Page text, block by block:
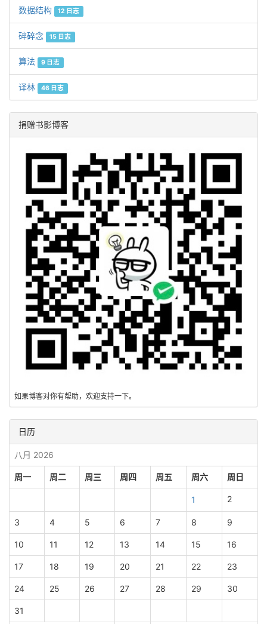
数据结构 12 日志
碎碎念 15 日志
算法 9 日志
译林 46 日志
捐赠书影博客
如果博客对你有帮助，欢迎支持一下。
日历
八月 2026
周一 周二 周三 周四 周五 周六 周日
1 2
3 4 5 6 7 8 9
10 11 12 13 14 15 16
17 18 19 20 21 22 23
24 25 26 27 28 29 30
31